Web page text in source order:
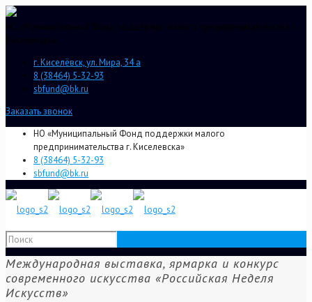
НО «Муниципальный Фонд поддержки малого предпринимательства г.
Киселевска»
г. Киселёвск, ул. Мира, 34 а
8 (38464) 5-32-93
sbfund@bk.ru
Заказать звонок
НО «Муниципальный Фонд поддержки малого
предпринимательства г. Киселевска»
8 (38464) 5-32-93
sbfund@bk.ru
Международная выставка, ярмарка и конкурс
современного искусства «Российская Неделя
Искусств»